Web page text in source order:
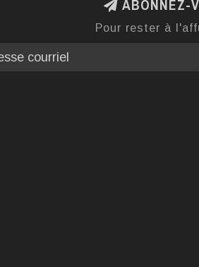
ABONNEZ-
Pour rester à